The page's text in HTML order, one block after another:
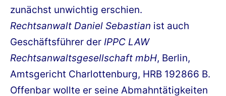
zunächst unwichtig erschien.
Rechtsanwalt Daniel Sebastian ist auch
Geschäftsführer der IPPC LAW
Rechtsanwaltsgesellschaft mbH, Berlin,
Amtsgericht Charlottenburg, HRB 192866 B.
Offenbar wollte er seine Abmahntätigkeiten